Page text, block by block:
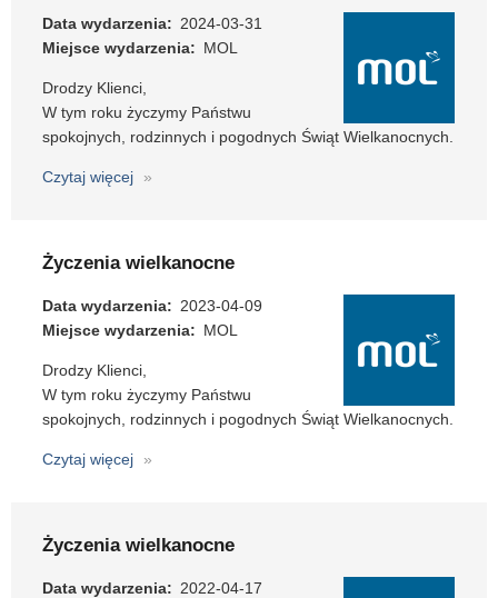
Data wydarzenia
2024-03-31
Miejsce wydarzenia
MOL
Drodzy Klienci,
W tym roku życzymy Państwu
spokojnych, rodzinnych i pogodnych Świąt Wielkanocnych.
Czytaj więcej
o
Życzenia wielkanocne
Data wydarzenia
2023-04-09
Miejsce wydarzenia
MOL
Drodzy Klienci,
W tym roku życzymy Państwu
spokojnych, rodzinnych i pogodnych Świąt Wielkanocnych.
Czytaj więcej
o
Życzenia wielkanocne
Data wydarzenia
2022-04-17